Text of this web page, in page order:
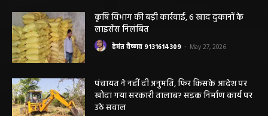
कृषि विभाग की बड़ी कार्रवाई, 6 खाद दुकानों के
लाइसेंस निलंबित
हेमंत वैष्णव 9131614309 - May 27, 2026
पंचायत ने नहीं दी अनुमति, फिर किसके आदेश पर
खोदा गया सरकारी तालाब? सड़क निर्माण कार्य पर
उठे सवाल